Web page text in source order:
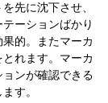
先に沈下させ、
ーションばかり
的。またマーカ
れます。マーカ
ンが確認できる
す。